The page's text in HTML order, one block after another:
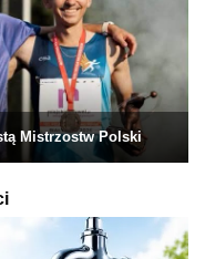
Mistrzostw Polski